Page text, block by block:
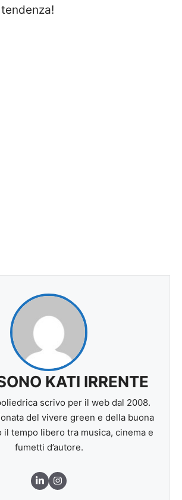
KATI IRRENTE
scrivo per il web dal 2008.
del vivere green e della buona
il tempo libero tra musica, cinema e
fumetti d’autore.